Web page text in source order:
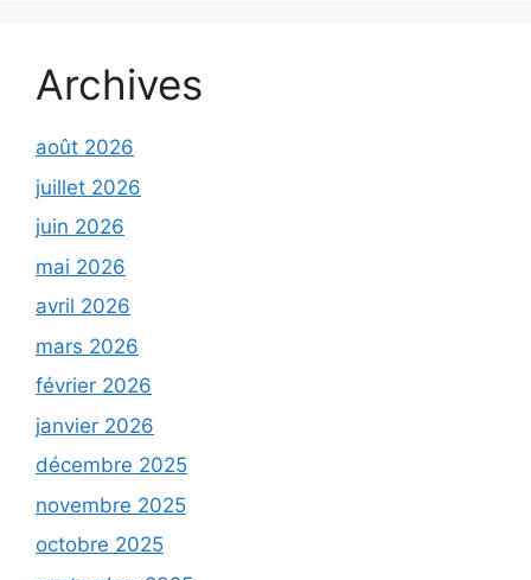
Archives
août 2026
juillet 2026
juin 2026
mai 2026
avril 2026
mars 2026
février 2026
janvier 2026
décembre 2025
novembre 2025
octobre 2025